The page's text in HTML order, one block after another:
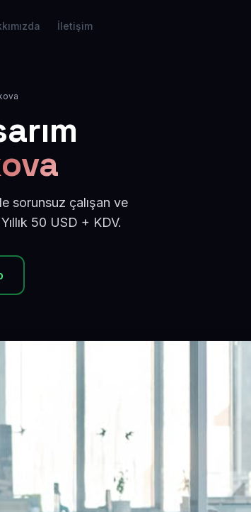
İletişim
sorunsuz çalışan ve
50 USD + KDV.